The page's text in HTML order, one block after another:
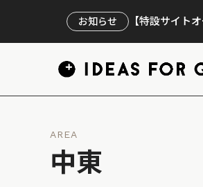
お知らせ 【特設サイト
AREA
中東